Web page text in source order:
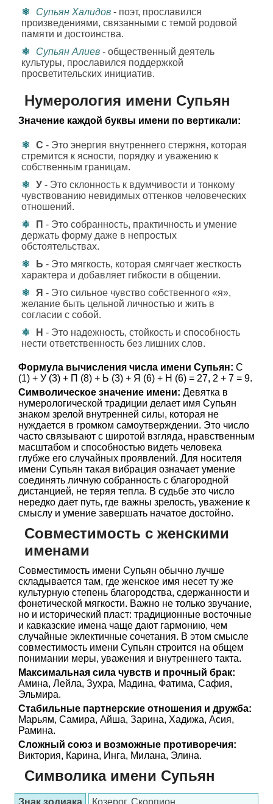
Супьян Халидов - поэт, прославился
произведениями, связанными с темой родовой
памяти и достоинства.
Супьян Алиев - общественный деятель
культуры, прославился поддержкой
просветительских инициатив.
Нумерология имени Супьян
Значение каждой буквы имени по вертикали:
С - Это энергия внутреннего стержня, которая
стремится к ясности, порядку и уважению к
собственным границам.
У - Это склонность к вдумчивости и тонкому
чувствованию невидимых оттенков человеческих
отношений.
П - Это собранность, практичность и умение
держать форму даже в непростых
обстоятельствах.
Ь - Это мягкость, которая смягчает жесткость
характера и добавляет гибкости в общении.
Я - Это сильное чувство собственного «я»,
желание быть цельной личностью и жить в
согласии с собой.
Н - Это надежность, стойкость и способность
нести ответственность без лишних слов.
Формула вычисления числа имени Супьян: С
(1) + У (3) + П (8) + Ь (3) + Я (6) + Н (6) = 27, 2 + 7 = 9.
Символическое значение имени: Девятка в
нумерологической традиции делает имя Супьян
знаком зрелой внутренней силы, которая не
нуждается в громком самоутверждении. Это число
часто связывают с широтой взгляда, нравственным
масштабом и способностью видеть человека
глубже его случайных проявлений. Для носителя
имени Супьян такая вибрация означает умение
соединять личную собранность с благородной
дистанцией, не теряя тепла. В судьбе это число
нередко дает путь, где важны зрелость, уважение к
смыслу и умение завершать начатое достойно.
Совместимость с женскими
именами
Совместимость имени Супьян обычно лучше
складывается там, где женское имя несет ту же
культурную степень благородства, сдержанности и
фонетической мягкости. Важно не только звучание,
но и исторический пласт: традиционные восточные
и кавказские имена чаще дают гармонию, чем
случайные эклектичные сочетания. В этом смысле
совместимость имени Супьян строится на общем
понимании меры, уважения и внутреннего такта.
Максимальная сила чувств и прочный брак:
Амина, Лейла, Зухра, Мадина, Фатима, Сафия,
Эльмира.
Стабильные партнерские отношения и дружба:
Марьям, Самира, Айша, Зарина, Хадижа, Асия,
Рамина.
Сложный союз и возможные противоречия:
Виктория, Карина, Инга, Милана, Элина.
Символика имени Супьян
Знак зодиака Козерог, Скорпион